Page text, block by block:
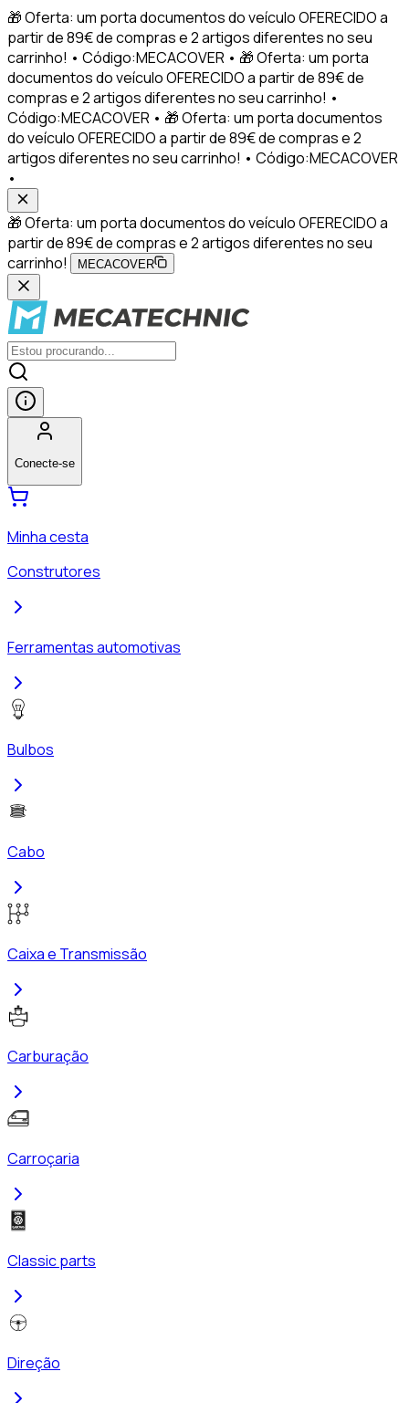
🎁 Oferta: um porta documentos do veículo OFERECIDO a
partir de 89€ de compras e 2 artigos diferentes no seu
carrinho! • Código:MECACOVER • 🎁 Oferta: um porta
documentos do veículo OFERECIDO a partir de 89€ de
compras e 2 artigos diferentes no seu carrinho! •
Código:MECACOVER • 🎁 Oferta: um porta documentos
do veículo OFERECIDO a partir de 89€ de compras e 2
artigos diferentes no seu carrinho! • Código:MECACOVER
•
🎁 Oferta: um porta documentos do veículo OFERECIDO a
partir de 89€ de compras e 2 artigos diferentes no seu
carrinho!
MECACOVER
Conecte-se
Minha cesta
Construtores
Ferramentas automotivas
Bulbos
Cabo
Caixa e Transmissão
Carburação
Carroçaria
Classic parts
Direção